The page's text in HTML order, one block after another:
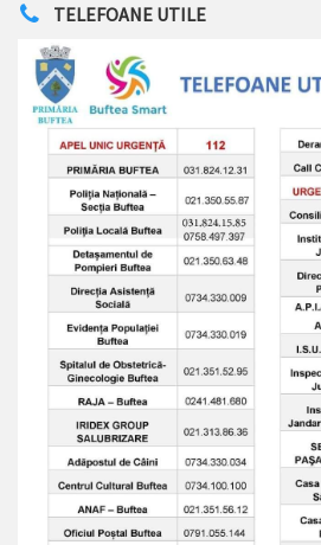
TELEFOANE UTILE